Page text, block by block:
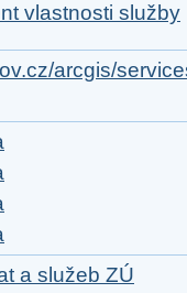
vlastnosti služby
arcgis/
a služeb ZÚ